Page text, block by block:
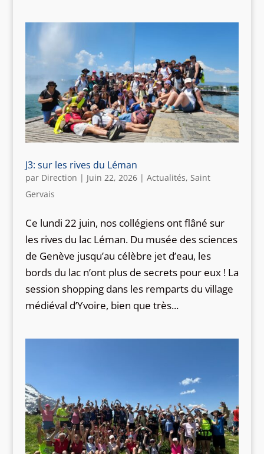
J3: sur les rives du Léman
par Direction | Juin 22, 2026| Actualités, Saint
Gervais
Ce lundi 22 juin, nos collégiens ont flâné sur
les rives du lac Léman. Du musée des sciences
de Genève jusqu’au célèbre jet d’eau, les
bords du lac n’ont plus de secrets pour eux ! La
session shopping dans les remparts du village
médiéval d’Yvoire, bien que très...